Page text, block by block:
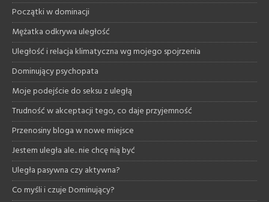
Początki w dominacji
Mężatka odkrywa uległość
Uległość i relacja klimatyczna wg mojego spojrzenia
Dominujący psychopata
Moje podejście do seksu z uległą
Trudność w akceptacji tego, co daje przyjemność
Przenosiny bloga w nowe miejsce
Jestem uległa ale.. nie chcę nią być
Uległa pasywna czy aktywna?
Co myśli i czuje Dominujący?